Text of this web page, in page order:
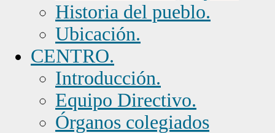
Historia del pueblo.
Ubicación.
CENTRO.
Introducción.
Equipo Directivo.
Órganos colegiados